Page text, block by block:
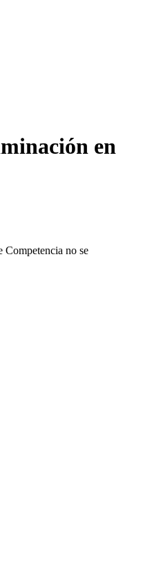
en
Competencia no se